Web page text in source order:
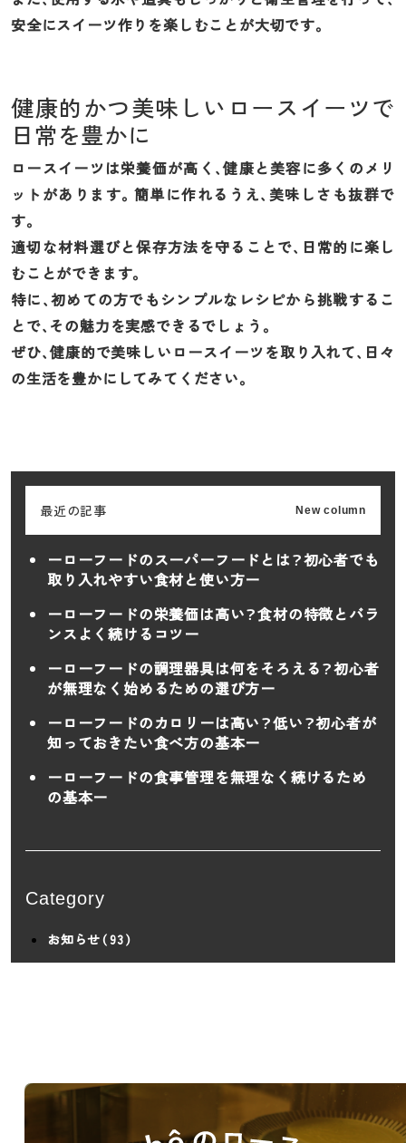
安全にスイーツ作りを楽しむことが大切です。
健康的かつ美味しいロースイーツで
日常を豊かに
ロースイーツは栄養価が高く、健康と美容に多くのメリ
ットがあります。簡単に作れるうえ、美味しさも抜群で
す。
適切な材料選びと保存方法を守ることで、日常的に楽し
むことができます。
特に、初めての方でもシンプルなレシピから挑戦するこ
とで、その魅力を実感できるでしょう。
ぜひ、健康的で美味しいロースイーツを取り入れて、日々
の生活を豊かにしてみてください。
最近の記事 New column
ーローフードのスーパーフードとは？初心者でも
取り入れやすい食材と使い方ー
ーローフードの栄養価は高い？食材の特徴とバラ
ンスよく続けるコツー
ーローフードの調理器具は何をそろえる？初心者
が無理なく始めるための選び方ー
ーローフードのカロリーは高い？低い？初心者が
知っておきたい食べ方の基本ー
ーローフードの食事管理を無理なく続けるため
の基本ー
Category
お知らせ（93）